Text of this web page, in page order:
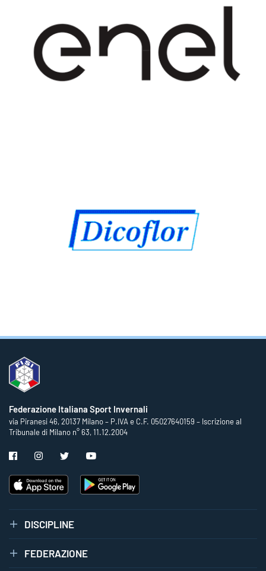
Federazione Italiana Sport Invernali
via Piranesi 46, 20137 Milano – P.IVA e C.F. 05027640159 – Iscrizione al
Tribunale di Milano n° 63, 11.12.2004
DISCIPLINE
FEDERAZIONE